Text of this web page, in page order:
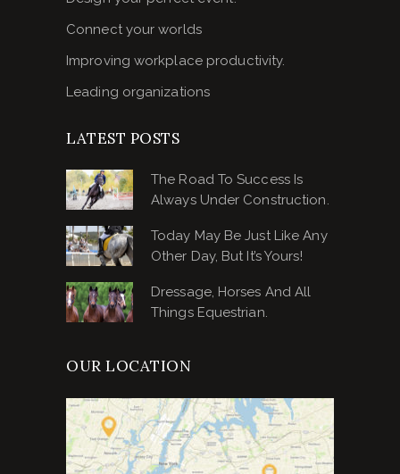
Connect your worlds
Improving workplace productivity.
Leading organizations
LATEST POSTS
The Road To Success Is
Always Under Construction.
Today May Be Just Like Any
Other Day, But It’s Yours!
Dressage, Horses And All
Things Equestrian.
OUR LOCATION